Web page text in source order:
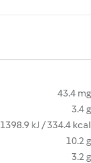
43.4 mg
3.4 g
1398.9 kJ / 334.4 kcal
10.2 g
3.2 g